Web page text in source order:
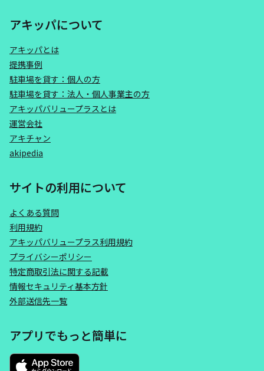
アキッパについて
アキッパとは
提携事例
駐車場を貸す：個人の方
駐車場を貸す：法人・個人事業主の方
アキッパバリュープラスとは
運営会社
アキチャン
akipedia
サイトの利用について
よくある質問
利用規約
アキッパバリュープラス利用規約
プライバシーポリシー
特定商取引法に関する記載
情報セキュリティ基本方針
外部送信先一覧
アプリでもっと簡単に